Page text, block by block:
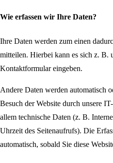
Wie erfassen wir Ihre Daten?
Ihre Daten werden zum einen
mitteilen. Hierbei kann es sich z. B.
Kontaktformular eingeben.
Andere Daten werden automatisch
Besuch der Website durch unsere
allem technische Daten (z. B.
Uhrzeit des Seitenaufrufs). Die
automatisch, sobald Sie diese